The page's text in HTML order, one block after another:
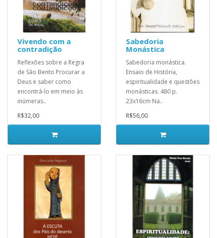
Vivendo com a
contradição
Reflexões sobre a Regra
de São Bento Procurar a
Deus e saber como
encontrá-lo em meio às
inúmeras..
R$32,00
Sabedoria
Monástica
Sabedoria monástica.
Ensaio de História,
espiritualidade e questões
monásticas. 480 p.
23x16cm Na..
R$56,00